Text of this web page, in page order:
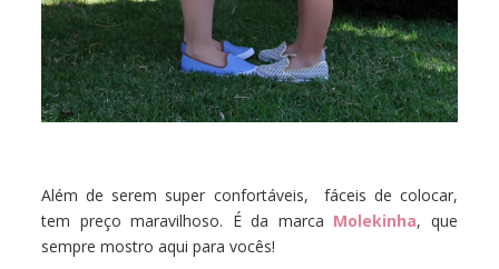
Além de serem super confortáveis, fáceis de colocar,
tem preço maravilhoso. É da marca Molekinha, que
sempre mostro aqui para vocês!